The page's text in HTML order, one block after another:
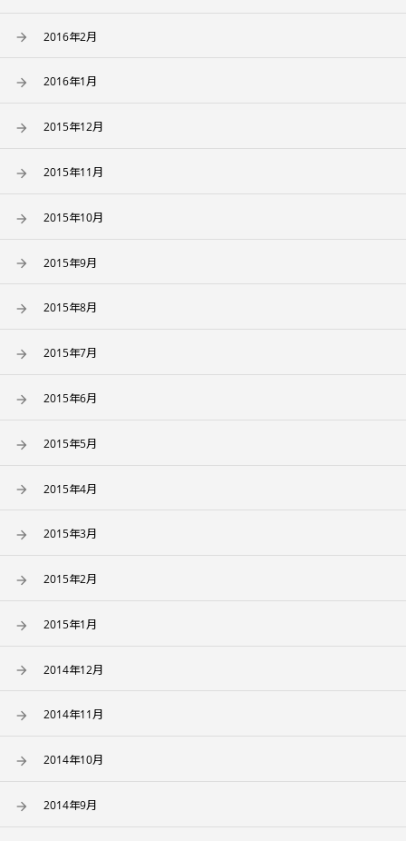
2016年2月
2016年1月
2015年12月
2015年11月
2015年10月
2015年9月
2015年8月
2015年7月
2015年6月
2015年5月
2015年4月
2015年3月
2015年2月
2015年1月
2014年12月
2014年11月
2014年10月
2014年9月